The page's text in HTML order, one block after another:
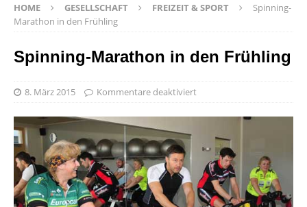
HOME GESELLSCHAFT FREIZEIT & SPORT
Spinning-
Marathon in den Frühling
Spinning-Marathon in den Frühling
8. März 2015 Kommentare deaktiviert